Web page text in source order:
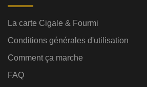
La carte Cigale & Fourmi
Conditions générales d'utilisation
Comment ça marche
FAQ